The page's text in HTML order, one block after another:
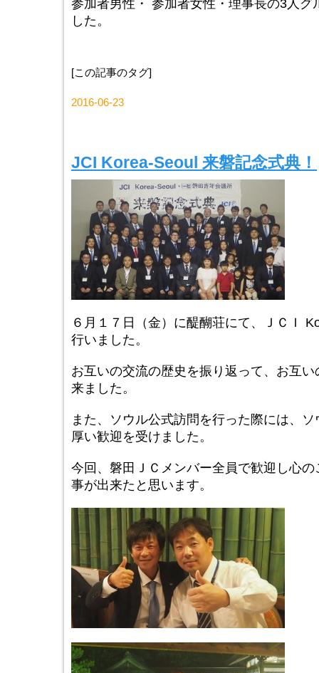
参加者男性・ 参加者女性・理事長の3人グ
した。
[この記事のタグ]
2016-06-23
JCI Korea-Seoul 来磐記念式典！
６月１７日（金）に醍醐荘にて、ＪＣＩ
行いました。
お互いの交流の歴史を振り返って、お互
来ました。
また、ソウル公式訪問を行った際には、
厚い歓迎を受けました。
今回、磐田ＪＣメンバー全員で歓迎し心
事が出来たと思います。